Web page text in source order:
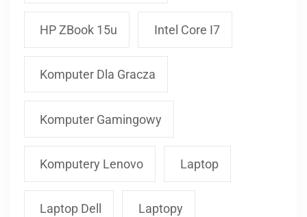
HP ZBook 15u Intel Core I7
Komputer Dla Gracza
Komputer Gamingowy
Komputery Lenovo Laptop
Laptop Dell Laptopy